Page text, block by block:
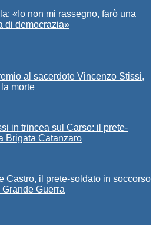
«Io non mi rassegno, farò una
di democrazia»
al sacerdote Vincenzo Stissi,
morte
in trincea sul Carso: il prete-
Brigata Catanzaro
Castro, il prete-soldato in soccorso
Guerra